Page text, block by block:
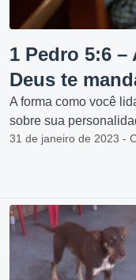
1 Pedro 5:6 –
Deus te
A forma como você
sobre sua
31 de janeiro de 2023 -